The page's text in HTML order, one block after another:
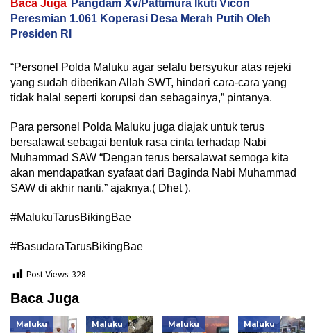
Baca Juga Pangdam Xv/Pattimura Ikuti Vicon
Peresmian 1.061 Koperasi Desa Merah Putih Oleh
Presiden RI
“Personel Polda Maluku agar selalu bersyukur atas rejeki
yang sudah diberikan Allah SWT, hindari cara-cara yang
tidak halal seperti korupsi dan sebagainya,” pintanya.
Para personel Polda Maluku juga diajak untuk terus
bersalawat sebagai bentuk rasa cinta terhadap Nabi
Muhammad SAW “Dengan terus bersalawat semoga kita
akan mendapatkan syafaat dari Baginda Nabi Muhammad
SAW di akhir nanti,” ajaknya.( Dhet ).
#MalukuTarusBikingBae
#BasudaraTarusBikingBae
Post Views:328
Baca Juga
Maluku Maluku Maluku Maluku